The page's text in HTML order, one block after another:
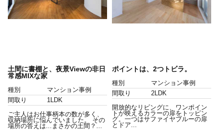
土間に書棚と、夜景Viewの非日
常感MIXな家
種別
マンション事例
間取り
1LDK
ご主人はお仕事柄本の数が多く、
収納場所に悩んでいました。 その
場所の答えは...まさかの土間？...
ポイントは、2つトビラ。
種別
マンション事例
間取り
2LDK
開放的なリビングに、ワンポイン
トが映えるカラーの扉をトッピン
グ。一つはサファイヤブルーの扉
とドア...